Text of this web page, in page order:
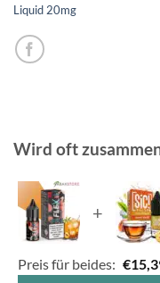
Liquid 20mg
Wird oft
+
Preis für beides: €